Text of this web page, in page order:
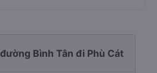
Bình Tân đi Phù Cát